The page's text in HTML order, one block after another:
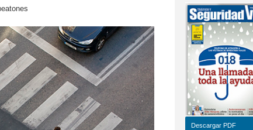
Descargar PDF